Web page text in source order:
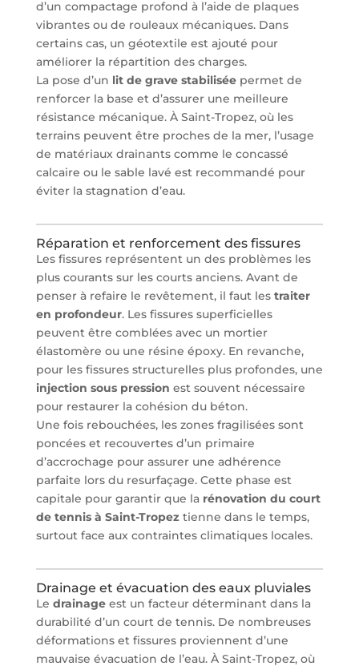
d’un compactage profond à l’aide de plaques
vibrantes ou de rouleaux mécaniques. Dans
certains cas, un géotextile est ajouté pour
améliorer la répartition des charges.
La pose d’un lit de grave stabiliséepermet de
renforcer la base et d’assurer une meilleure
résistance mécanique. À Saint-Tropez, où les
terrains peuvent être proches de la mer, l’usage
de matériaux drainants comme le concassé
calcaire ou le sable lavé est recommandé pour
éviter la stagnation d’eau.
Réparation et renforcement des fissures
Les fissures représentent un des problèmes les
plus courants sur les courts anciens. Avant de
penser à refaire le revêtement, il faut les traiter
en profondeur. Les fissures superficielles
peuvent être comblées avec un mortier
élastomère ou une résine époxy. En revanche,
pour les fissures structurelles plus profondes, une
injection sous pression est souvent nécessaire
pour restaurer la cohésion du béton.
Une fois rebouchées, les zones fragilisées sont
poncées et recouvertes d’un primaire
d’accrochage pour assurer une adhérence
parfaite lors du resurfaçage. Cette phase est
capitale pour garantir que la rénovation du court
de tennis à Saint-Tropeztienne dans le temps,
surtout face aux contraintes climatiques locales.
Drainage et évacuation des eaux pluviales
Le drainageest un facteur déterminant dans la
durabilité d’un court de tennis. De nombreuses
déformations et fissures proviennent d’une
mauvaise évacuation de l’eau. À Saint-Tropez, où